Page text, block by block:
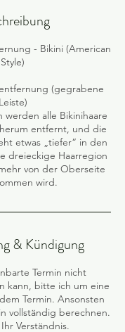
- Bikini (American
Style)
(gegrabene
Leiste)
werden alle Bikinihaare
entfernt, und die
etwas „tiefer“ in den
dreieckige Haarregion
von der Oberseite
wird.
& Kündigung
Termin nicht
kann, bitte ich um eine
Termin. Ansonsten
vollständig berechnen.
Verständnis.